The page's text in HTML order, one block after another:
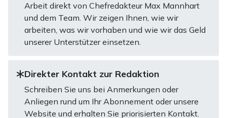
Arbeit direkt von Chefredakteur Max Mannhart
und dem Team. Wir zeigen Ihnen, wie wir
arbeiten, was wir vorhaben und wie wir das Geld
unserer Unterstützer einsetzen.
Direkter Kontakt zur Redaktion
Schreiben Sie uns bei Anmerkungen oder
Anliegen rund um Ihr Abonnement oder unsere
Website und erhalten Sie priorisierten Kontakt.